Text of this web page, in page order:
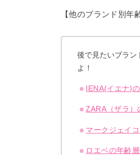
【他のブランド別年
後で見たいブラン
よ！
IENA(イエナ)
ZARA（ザラ）
マークジェイ
ロエベの年齢